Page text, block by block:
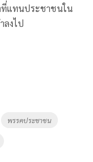
แทนประชาชนใน
ลงไป
พรรคประชาชน